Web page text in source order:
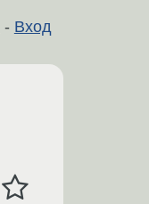
- Вход